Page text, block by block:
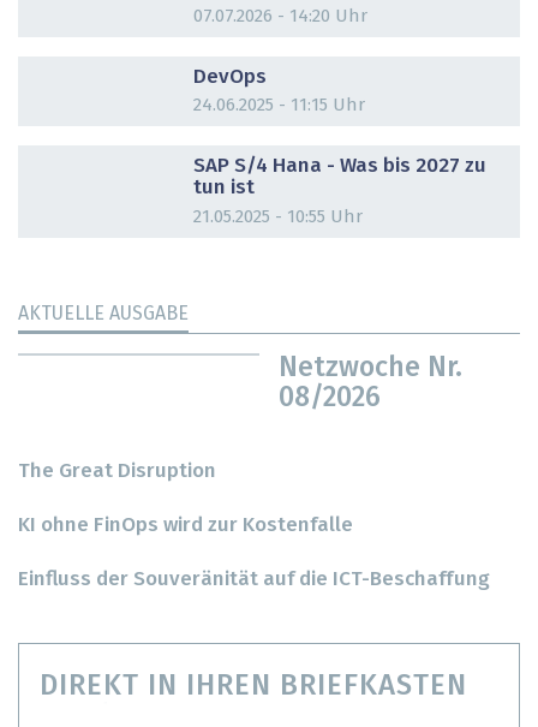
07.07.2026 - 14:20 Uhr
DevOps
24.06.2025 - 11:15 Uhr
SAP S/4 Hana - Was bis 2027 zu
tun ist
21.05.2025 - 10:55 Uhr
AKTUELLE AUSGABE
Netzwoche Nr.
08/2026
The Great Disruption
KI ohne FinOps wird zur Kostenfalle
Einfluss der Souveränität auf die ICT-Beschaffung
DIREKT IN IHREN BRIEFKASTEN